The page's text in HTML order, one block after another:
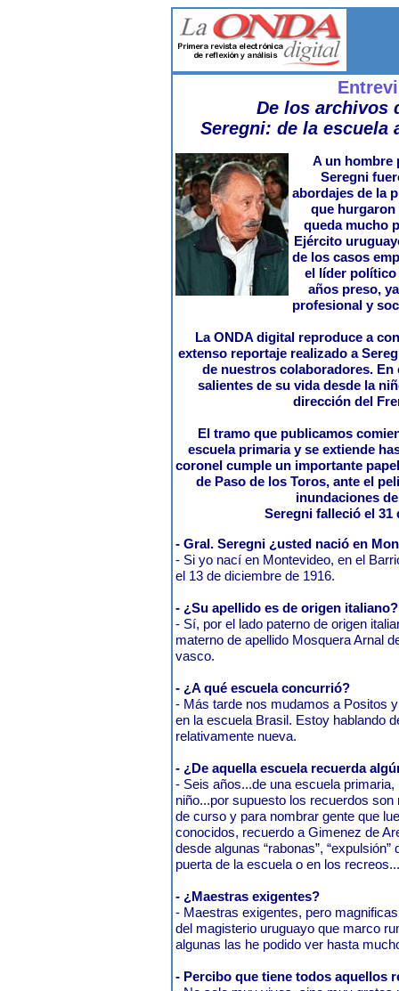
De los archivos
Seregni: de la escuela
A un hombre
Seregni
abordajes de la
que hurgaron
queda mucho
Ejército
de los casos
el líder político
años preso,
profesional y
La ONDA digital reproduce a
extenso reportaje realizado a
de nuestros colaboradores. En
salientes de su vida desde la
dirección del
El tramo que publicamos
escuela primaria y se extiende
coronel cumple un importante
de Paso de los Toros, ante el
inundaciones
Seregni falleció el 31
- Gral. Seregni ¿usted nació en
- Si yo nací en Montevideo, en el
el 13 de diciembre de 1916.
- ¿Su apellido es de origen italiano?
- Sí, por el lado paterno de origen
materno de apellido Mosquera Arnal
vasco.
- ¿A qué escuela concurrió?
- Más tarde nos mudamos a Positos
en la escuela Brasil. Estoy hablando
relativamente nueva.
- ¿De aquella escuela recuerda
- Seis años...de una escuela
niño...por supuesto los recuerdos
de curso y para nombrar gente que
conocidos, recuerdo a Gimenez de
desde algunas “rabonas”,
puerta de la escuela o en los recreos...
- ¿Maestras exigentes?
- Maestras exigentes, pero
del magisterio uruguayo que marco
algunas las he podido ver hasta
- Percibo que tiene todos aquellos